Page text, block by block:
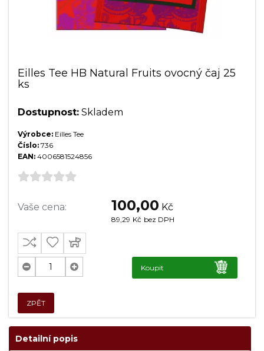
Eilles Tee HB Natural Fruits ovocný čaj 25
ks
Dostupnost: Skladem
Výrobce: Eilles Tee
Číslo: 736
EAN: 4006581524856
Vaše cena: 100,00 Kč
89,29 Kč bez DPH
Koupit
ZPĚT
Detailní popis